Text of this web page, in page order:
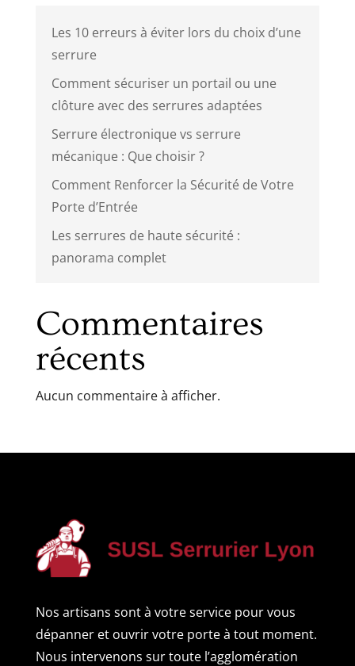
Les 10 erreurs à éviter lors du choix d’une
serrure
Comment sécuriser un portail ou une
clôture avec des serrures adaptées
Serrure électronique vs serrure
mécanique : Que choisir ?
Comment Renforcer la Sécurité de Votre
Porte d’Entrée
Les serrures de haute sécurité :
panorama complet
Commentaires
récents
Aucun commentaire à afficher.
Nos artisans sont à votre service pour vous
dépanner et ouvrir votre porte à tout moment.
Nous intervenons sur toute l’agglomération